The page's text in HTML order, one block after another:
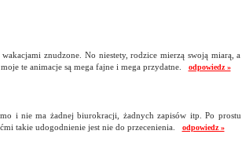
znudzone. No niestety, rodzice mierzą swoją miarą, a
te animacje są mega fajne i mega przydatne. odpowiedz »
i nie ma żadnej biurokracji, żadnych zapisów itp. Po prostu
takie udogodnienie jest nie do przecenienia. odpowiedz »